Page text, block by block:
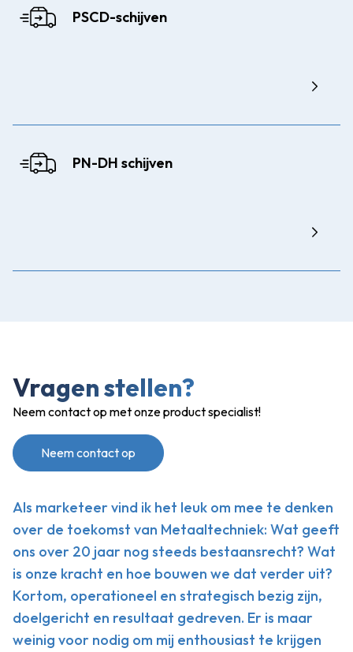
PSCD-schijven
PN-DH schijven
Vragen stellen?
Neem contact op met onze product specialist!
Neem contact op
Als marketeer vind ik het leuk om mee te denken
over de toekomst van Metaaltechniek: Wat geeft
ons over 20 jaar nog steeds bestaansrecht? Wat
is onze kracht en hoe bouwen we dat verder uit?
Kortom, operationeel en strategisch bezig zijn,
doelgericht en resultaat gedreven. Er is maar
weinig voor nodig om mij enthousiast te krijgen